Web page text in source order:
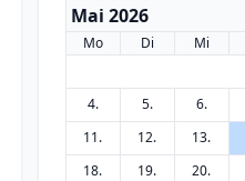
Mai 2026
Mo Di Mi
4.
5. 6.
11.
12. 13.
18.
19. 20.